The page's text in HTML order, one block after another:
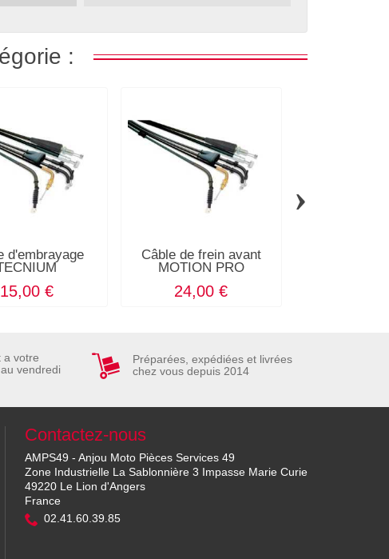
:
d'embrayage
15,00 €
Câble de frein avant
MOTION PRO
24,00 €
›
a votre
vendredi
Préparées, expédiées et livrées
chez vous depuis 2014
Contactez-nous
AMPS49 - Anjou Moto Pièces Services 49
Zone Industrielle La Sablonnière 3 Impasse Marie Curie
49220 Le Lion d'Angers
France
02.41.60.39.85